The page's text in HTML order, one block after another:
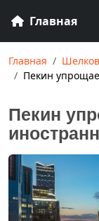
Главная
Главная
Пекин
Пекин